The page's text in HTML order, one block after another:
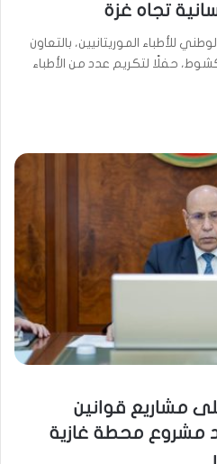
تجاه غزة
للأطباء الموريتانيين، بالتعاون
حفلًا لتكريم عدد من الأطباء
مشاريع قوانين
مشروع محطة غازية